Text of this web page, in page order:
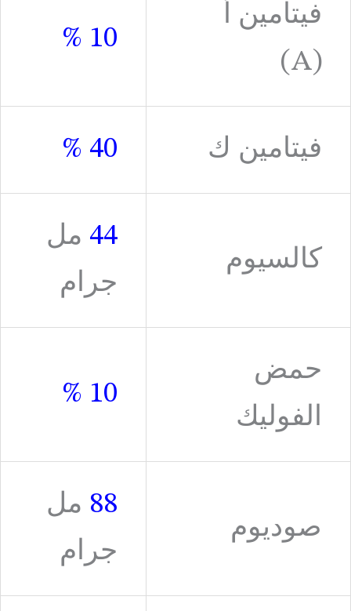
فيتامين أ
(A)
10 %
فيتامين ك 40 %
كالسيوم
44 مل
جرام
حمض
الفوليك
10 %
صوديوم
88 مل
جرام